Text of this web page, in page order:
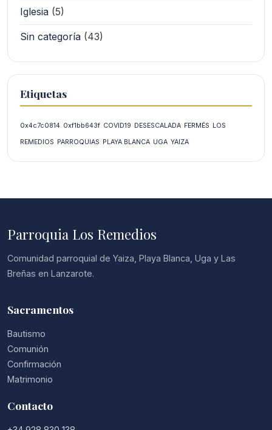
Iglesia (5)
Sin categoría (43)
Etiquetas
0x4c7c0814 0xf1bb643f COVID19 DESESCALADA FERMÉS LOS
REMEDIOS PARROQUIAS PLAYA BLANCA UGA YAIZA
Parroquia Los Remedios
Comunidad parroquial de Yaiza, Playa Blanca, Uga y Las
Breñas en Lanzarote.
Sacramentos
Bautismo
Comunión
Confirmación
Matrimonio
Contacto